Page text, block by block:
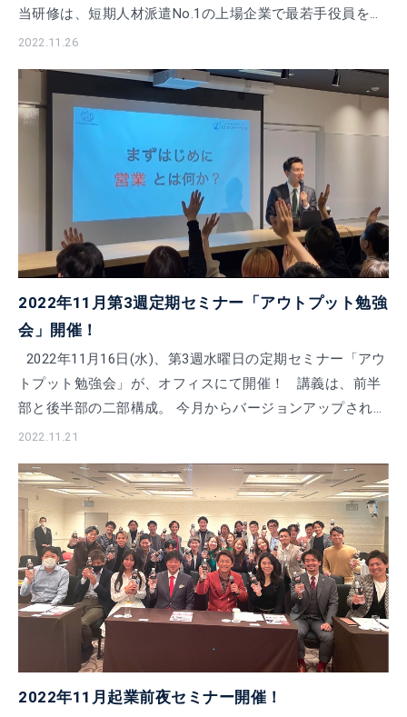
当研修は、短期人材派遣No.1の上場企業で最若手役員を務
められた植木秀憲社 […]
2022.11.26
2022年11月第3週定期セミナー「アウトプット勉強
会」開催！
2022年11月16日(水)、第3週水曜日の定期セミナー「アウ
トプット勉強会」が、オフィスにて開催！ 講義は、前半
部と後半部の二部構成。 今月からバージョンアップされた
【三輪社長特別講義】とi […]
2022.11.21
2022年11月起業前夜セミナー開催！